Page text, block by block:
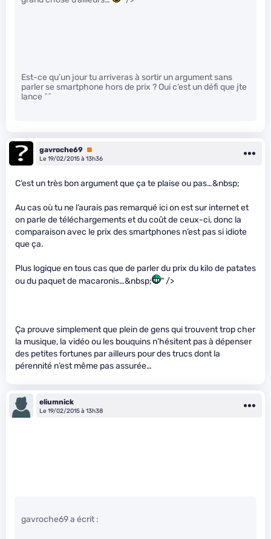
Est-ce qu’un jour tu arriveras à sortir un argument sans
parler se smartphone hors de prix ? Oui c’est un défi que jte
lance ^^
gavroche69 Premium
Le 19/02/2015 à 13h36
C’est un très bon argument que ça te plaise ou pas…&nbsp;
Au cas où tu ne l’aurais pas remarqué ici on est sur internet et
on parle de téléchargements et du coût de ceux-ci, donc la
comparaison avec le prix des smartphones n’est pas si idiote
que ça.
Plus logique en tous cas que de parler du prix du kilo de patates
ou du paquet de macaronis…&nbsp;
" />
Ça prouve simplement que plein de gens qui trouvent trop cher
la musique, la vidéo ou les bouquins n’hésitent pas à dépenser
des petites fortunes par ailleurs pour des trucs dont la
pérennité n’est même pas assurée…
eliumnick
Le 19/02/2015 à 13h38
gavroche69 a écrit :